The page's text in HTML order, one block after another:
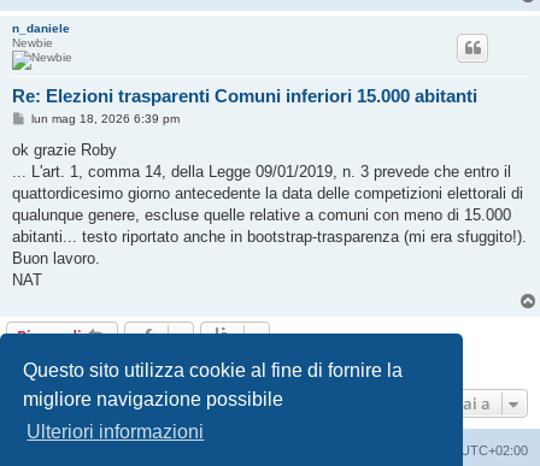
Questo sito utilizza cookie al fine di fornire la
migliore navigazione possibile
Ulteriori informazioni
o
n_daniele
Newbie
Re: Elezioni trasparenti Comuni inferiori 15.000 abitanti
M
s
a
g
i
o
lun mag 18, 2026 6:39 pm
ok grazie Roby
... L'art. 1, comma 14, della Legge 09/01/2019, n. 3 prevede che entro il
quattordicesimo giorno antecedente la data delle competizioni elettorali di
qualunque genere, escluse quelle relative a comuni con meno di 15.000
abitanti... testo riportato anche in bootstrap-trasparenza (mi era sfuggito!).
Buon lavoro.
NAT
Rispondi
4 messaggi • Pagina1 di1
Vai a
UTC+02:00